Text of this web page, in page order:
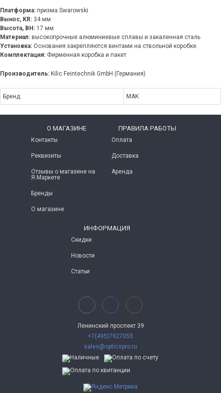
Платформа: призма Swarowski
Вынос, KR: 34 мм
Высота, ВН: 17 мм
Материал: высокопрочные алюминиевые сплавы и закаленная сталь
Установка: Основания закрепляются винтами на ствольной коробке.
Комплектация: Фирменная коробка и пакет
Производитель: Kilic Feintechnik GmbH (Германия)
Бренд MAK
O МАГАЗИНЕ
Контакты
Реквизиты
Отзывы о магазине на
Я.Маркете
Бренды
О магазине
ПРАВИЛА РАБОТЫ
Оплата
Доставка
Аренда
ИНФОРМАЦИЯ
Скидки
Новости
Статьи
Ленинский проспект 39
+7(495)7927055
sales@opticspro.ru